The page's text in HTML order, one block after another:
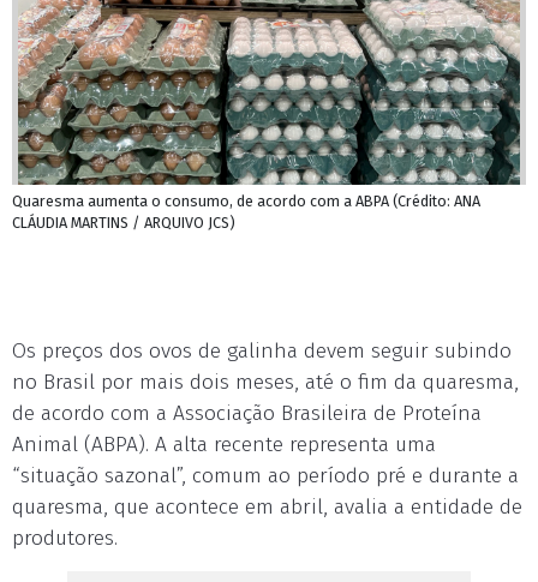
Quaresma aumenta o consumo, de acordo com a ABPA (Crédito: ANA
CLÁUDIA MARTINS / ARQUIVO JCS)
Os preços dos ovos de galinha devem seguir subindo
no Brasil por mais dois meses, até o fim da quaresma,
de acordo com a Associação Brasileira de Proteína
Animal (ABPA). A alta recente representa uma
“situação sazonal”, comum ao período pré e durante a
quaresma, que acontece em abril, avalia a entidade de
produtores.